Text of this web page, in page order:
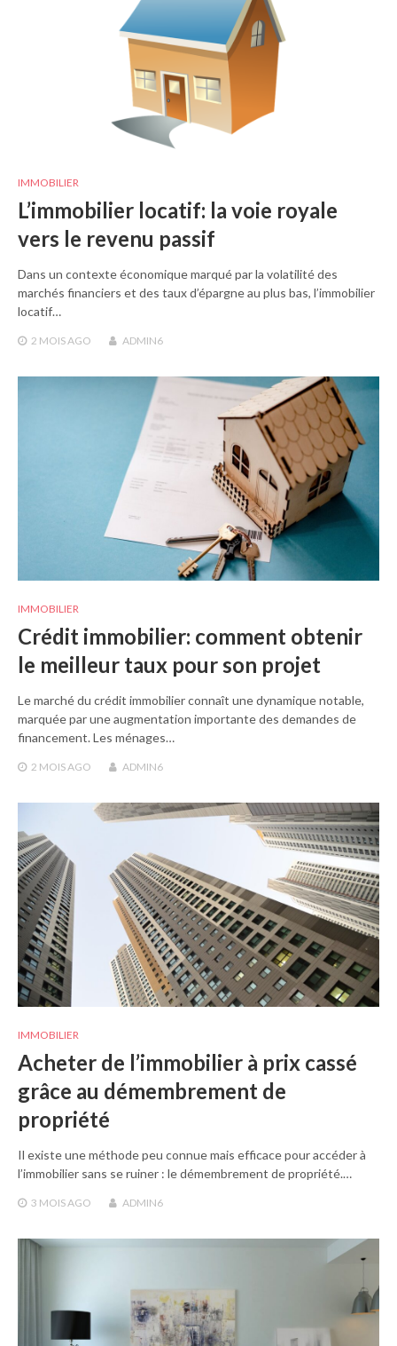
IMMOBILIER
L’immobilier locatif: la voie royale
vers le revenu passif
Dans un contexte économique marqué par la volatilité des
marchés financiers et des taux d’épargne au plus bas, l’immobilier
locatif…
2 MOISAGO ADMIN6
IMMOBILIER
Crédit immobilier: comment obtenir
le meilleur taux pour son projet
Le marché du crédit immobilier connaît une dynamique notable,
marquée par une augmentation importante des demandes de
financement. Les ménages…
2 MOISAGO ADMIN6
IMMOBILIER
Acheter de l’immobilier à prix cassé
grâce au démembrement de
propriété
Il existe une méthode peu connue mais efficace pour accéder à
l’immobilier sans se ruiner : le démembrement de propriété.…
3 MOISAGO ADMIN6